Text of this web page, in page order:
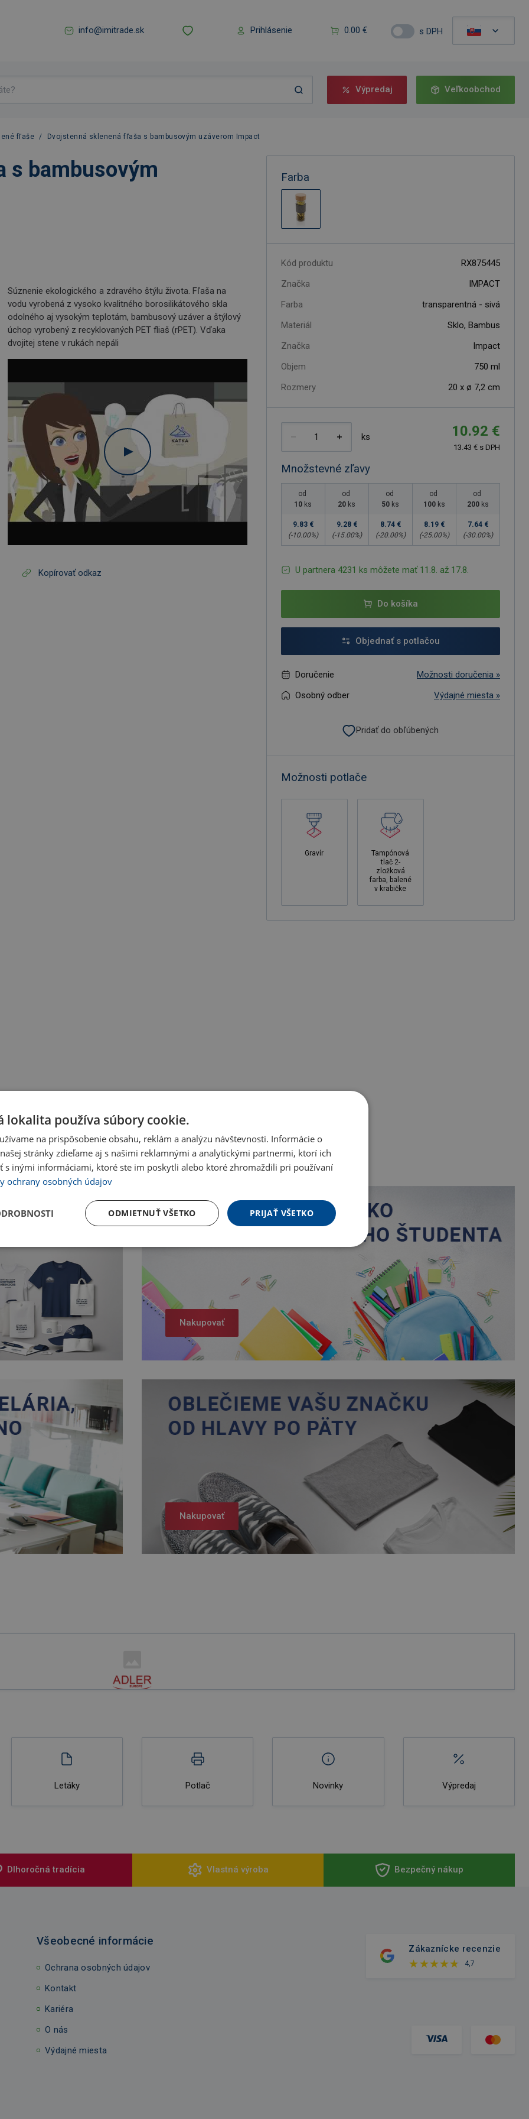
info@imitrade.sk Prihlásenie 0.00 € s DPH
Výpredaj Veľkoobchod
fľaše / Dvojstenná sklenená fľaša s bambusovým uzáverom Impact
s bambusovým
Súznenie ekologického a zdravého štýlu života. Fľaša na
vodu vyrobená z vysoko kvalitného borosilikátového skla
odolného aj vysokým teplotám, bambusový uzáver a štýlový
úchop vyrobený z recyklovaných PET fliaš (rPET). Vďaka
dvojitej stene v rukách nepáli
Kopírovať odkaz
Farba
Kód produktu
RX875445
Značka
IMPACT
Farba
transparentná - sivá
Materiál
Sklo, Bambus
Značka
Impact
Objem
750 ml
Rozmery
20 x ø 7,2 cm
ks 10.92 €
13.43 € s DPH
Množstevné zľavy
od
10 ks
9.83 €
(-10.00%)
od
20 ks
9.28 €
(-15.00%)
od
50 ks
8.74 €
(-20.00%)
od
100 ks
8.19 €
(-25.00%)
od
200 ks
7.64 €
(-30.00%)
U partnera 4231 ks môžete mať 11.8. až 17.8.
Do košíka
Objednať s potlačou
Doručenie
Možnosti doručenia »
Osobný odber
Výdajné miesta »
Pridať do obľúbených
Možnosti potlače
Gravír
Tampónová
tlač 2-
zložková
farba, balené
v krabičke
Nakupovať
Nakupovať
Letáky Potlač Novinky Výpredaj
Dlhoročná tradícia Vlastná výroba Bezpečný nákup
Všeobecné informácie
Ochrana osobných údajov
Kontakt
Kariéra
O nás
Výdajné miesta
Zákaznícke recenzie
4,7
lokalita používa súbory cookie.
na prispôsobenie obsahu, reklám a analýzu návštevnosti. Informácie o
stránky zdieľame aj s našimi reklamnými a analytickými partnermi, ktorí ich
s inými informáciami, ktoré ste im poskytli alebo ktoré zhromaždili pri používaní
ochrany osobných údajov
PRIJAŤ VŠETKO
ODMIETNUŤ VŠETKO